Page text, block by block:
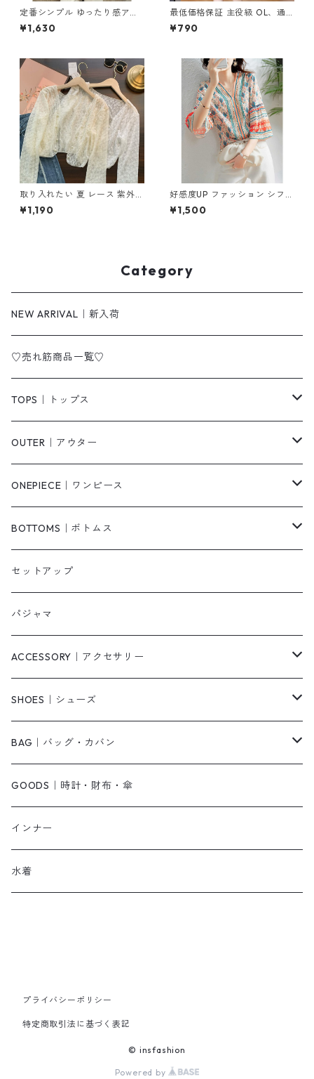
定番シンプル ゆったり感アッ
プ エレガント ボーダー柄 半袖
Tシャツ m-248
¥1,630
最低価格保証 主役級 OL、通
勤 エレガント ワンピース m-
602
¥790
取り入れたい 夏 レース 紫外線
カット 長袖 カーディガン m-
643
¥1,190
好感度UP ファッション シフォ
ン フレアスリーブ 7分袖 プリ
ント トップス m-246
¥1,500
Category
NEW ARRIVAL｜新入荷
♡売れ筋商品一覧♡
TOPS｜トップス
Tシャツ/カットソー
シャツ/ブラウス
ベスト/チョッキ
タンクトップ/キャミソール
スウェット/パーカー
ニット/セーター
ベアトップ・チューブトップ
その他
OUTER｜アウター
ジャケット/ブルゾン
コート
カーディガン
ダウンコート
その他
ONEPIECE｜ワンピース
柄
無地
ニットワンピース
ロングワンピース
シャツワンピース
キャミワンピース
オールインワン・サロペット
ジャンパースカート
その他
BOTTOMS｜ボトムス
パンツ・デニム
ショートパンツ
スカート
その他
セットアップ
パジャマ
ACCESSORY｜アクセサリー
ピアス・リング
ネックレス
ベルト
ブレスレット
帽子
ストール・マフラー
SHOES｜シューズ
パンプス
サンダル
ショートブーツ・ブーティ
ロングブーツ
その他
BAG｜バッグ・カバン
ショルダーバッグ
ハンドバッグ
リュック
その他
GOODS｜時計・財布・傘
インナー
水着
プライバシーポリシー
特定商取引法に基づく表記
© insfashion
Powered by